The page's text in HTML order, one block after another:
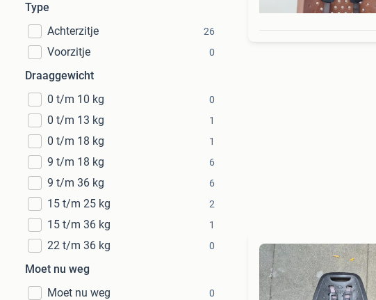
Type
Achterzitje
26
Voorzitje 0
Draaggewicht
0 t/m 10 kg
0
0 t/m 13 kg 1
0 t/m 18 kg 1
9 t/m 18 kg 6
9 t/m 36 kg 6
15 t/m 25 kg 2
15 t/m 36 kg 1
22 t/m 36 kg 0
Moet nu weg
Moet nu weg
0